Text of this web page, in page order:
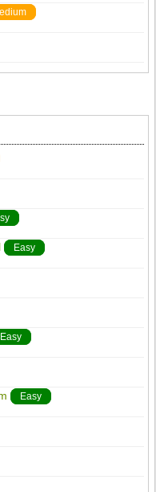
Easy
Easy
Easy